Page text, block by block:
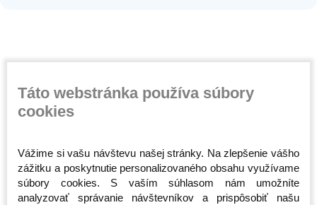
Táto webstránka používa súbory
cookies
Vážime si vašu návštevu našej stránky. Na zlepšenie vášho
zážitku a poskytnutie personalizovaného obsahu využívame
súbory cookies. S vaším súhlasom nám umožníte
analyzovať správanie návštevníkov a prispôsobiť našu